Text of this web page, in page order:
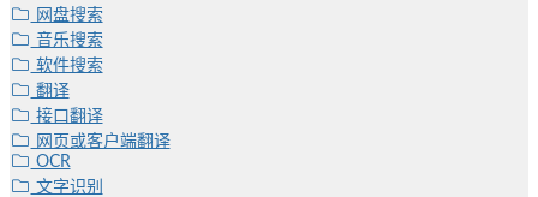
网盘搜索
音乐搜索
软件搜索
翻译
接口翻译
网页或客户端翻译
OCR
文字识别